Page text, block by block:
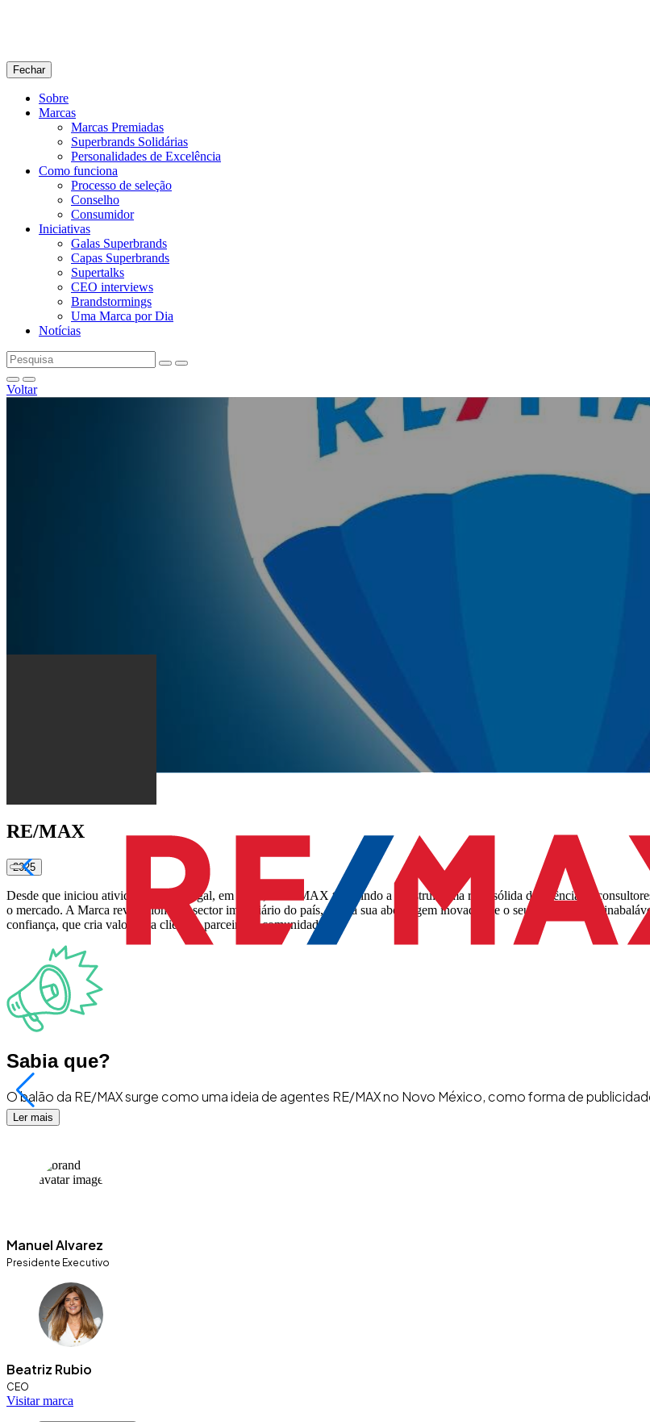
Fechar
Sobre
Marcas
Marcas Premiadas
Superbrands Solidárias
Personalidades de Excelência
Como funciona
Processo de seleção
Conselho
Consumidor
Iniciativas
Galas Superbrands
Capas Superbrands
Supertalks
CEO interviews
Brandstormings
Uma Marca por Dia
Notícias
Voltar
RE/MAX
2025
Desde que iniciou atividade em Portugal, em 2000, a RE/MAX tem vindo a construir uma rede sólida de agências e
o mercado. A Marca revolucionou o sector imobiliário do país, com a sua abordagem inovadora e o seu compromisso
confiança, que cria valor para clientes, parceiros e comunidades.
Sabia que?
O balão da RE/MAX surge como uma ideia de agentes RE/MAX no Novo México, como forma de
Ler mais
Manuel Alvarez
Presidente Executivo
Beatriz Rubio
CEO
Visitar marca